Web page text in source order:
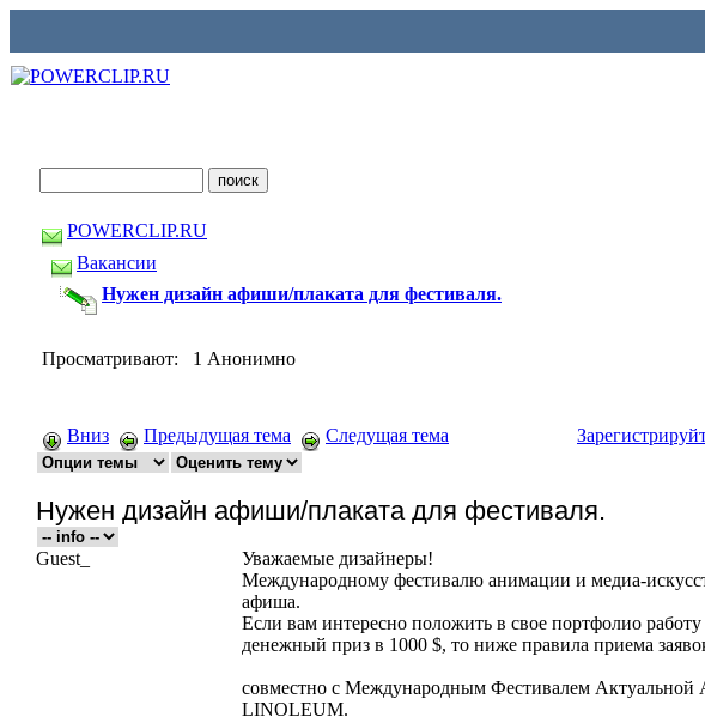
POWERCLIP.RU
Вакансии
Нужен дизайн афиши/плаката для фестиваля.
Просматривают: 1 Анонимно
Вниз Предыдущая тема Следущая тема
Нужен дизайн афиши/плаката для фестиваля.
Guest_
Уважаемые дизайнеры!
Международному фестивалю анимации и медиа-
афиша.
Если вам интересно положить в свое портфолио
денежный приз в 1000 $, то ниже правила приема
совместно с Международным Фестивалем Актуальной
LINOLEUM.